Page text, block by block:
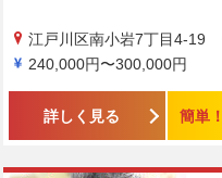
江戸川区南小岩7丁目4-19
240,000円〜300,000円
詳しく見る 簡単